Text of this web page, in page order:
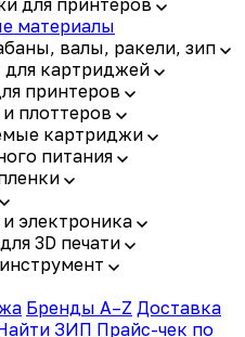
для принтеров
материалы
валы, ракели, зип
картриджей
принтеров
плоттеров
картриджи
питания
электроника
3D печати
Бренды A–Z Доставка
ЗИП Прайс-чек по